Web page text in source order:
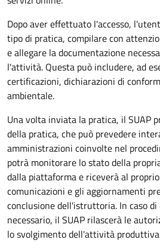
Dopo aver effettuato l'accesso,
tipo di pratica, compilare con
e allegare la documentazione
l'attività. Questa può includere, ad
certificazioni, dichiarazioni di
ambientale.
Una volta inviata la pratica, il SUAP
della pratica, che può prevedere
amministrazioni coinvolte nel
potrà monitorare lo stato della
dalla piattaforma e riceverà al
comunicazioni e gli aggiornamenti
conclusione dell'istruttoria. In caso
necessario, il SUAP rilascerà le
lo svolgimento dell'attività